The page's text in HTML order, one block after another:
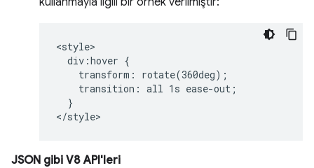
<style>
  div:hover {
    transform: rotate(360deg);
    transition: all 1s ease-out;
  }
JSON gibi V8 API'leri